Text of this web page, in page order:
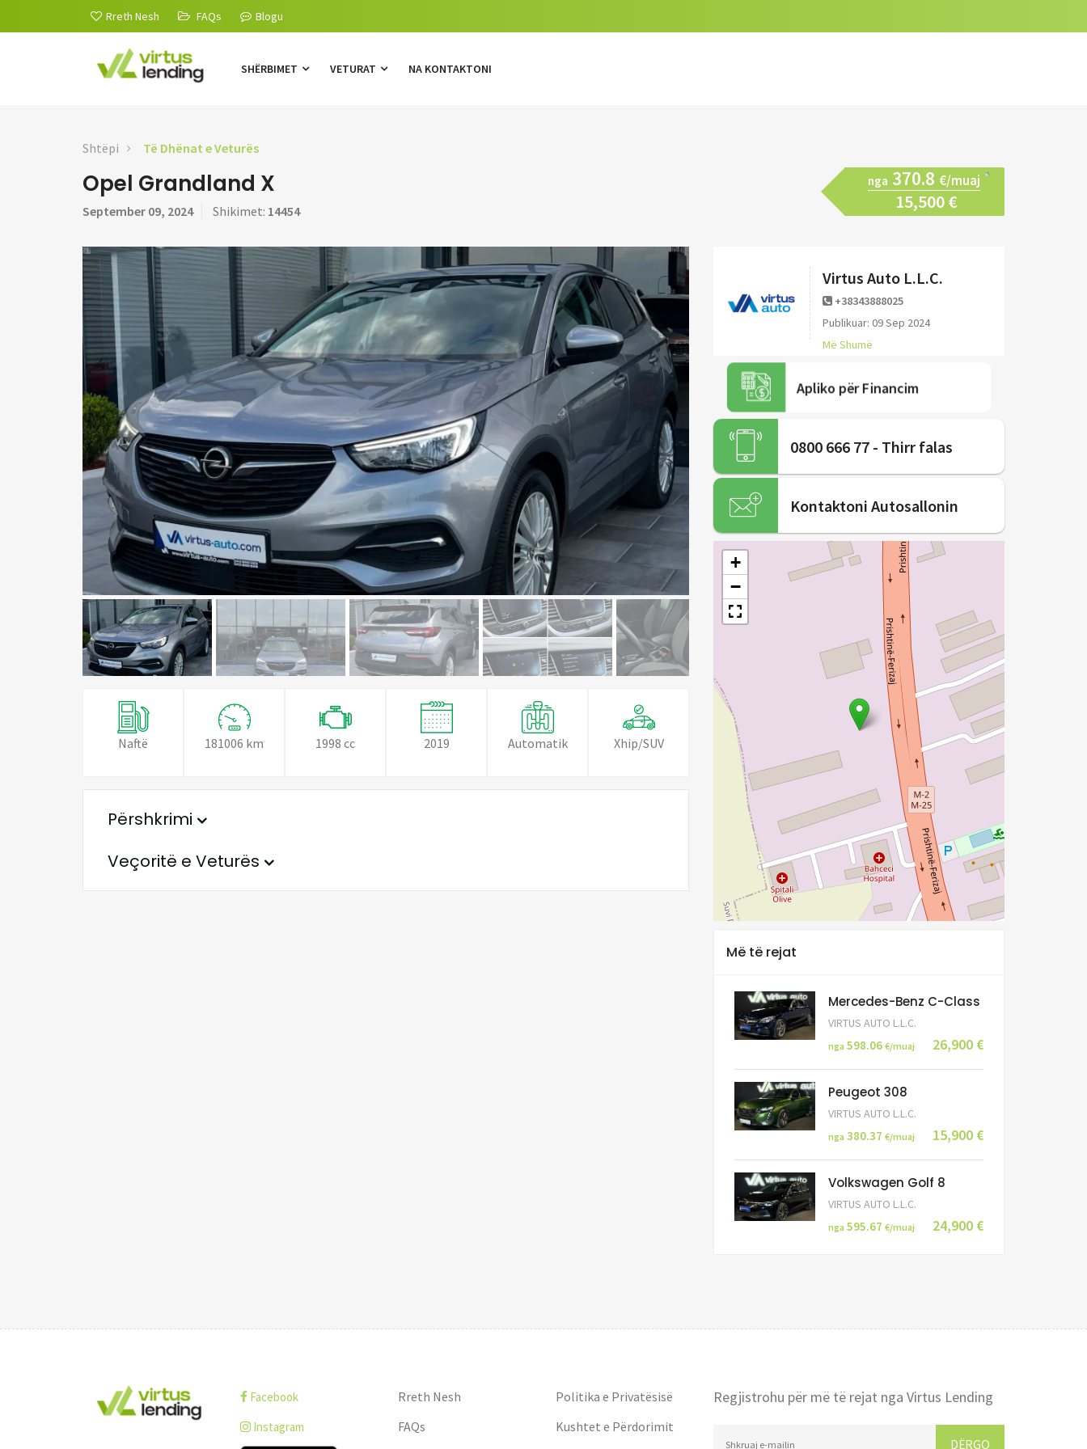
Rreth Nesh FAQs Blogu
SHËRBIMET VETURAT NA KONTAKTONI
Shtëpi Të Dhënat e Veturës
Opel Grandland X
September 09, 2024 Shikimet: 14454
nga 370.8 €/muaj
15,500 €
Naftë 181006 km 1998 cc 2019 Automatik Xhip/SUV
Përshkrimi
Veçoritë e Veturës
Virtus Auto L.L.C.
+38343888025
Publikuar: 09 Sep 2024
Më Shumë
Apliko për Financim
0800 666 77 - Thirr falas
Kontaktoni Autosallonin
+
−
Më të rejat
Mercedes-Benz C-Class
VIRTUS AUTO L.L.C.
nga 598.06 €/muaj 26,900 €
Peugeot 308
VIRTUS AUTO L.L.C.
nga 380.37 €/muaj 15,900 €
Volkswagen Golf 8
VIRTUS AUTO L.L.C.
nga 595.67 €/muaj 24,900 €
Facebook
Instagram
Rreth Nesh
FAQs
Politika e Privatësisë
Kushtet e Përdorimit
Regjistrohu për më të rejat nga Virtus Lending
DËRGO